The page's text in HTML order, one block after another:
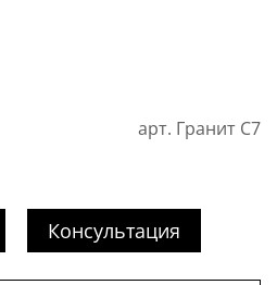
арт. Гранит С7
Консультация